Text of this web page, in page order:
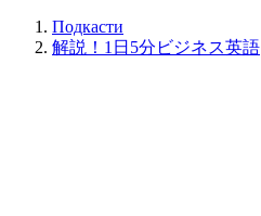
Подкасти
解説！1日5分ビジネス英語